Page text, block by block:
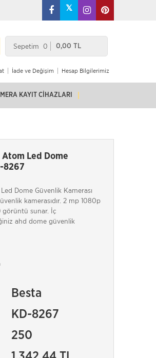
𝕏
Sepetim 0 0,00 TL
İade ve Değişim Hesap Bilgilerimiz
KAYIT CIHAZLARI
Atom Led Dome
8267
Dome Güvenlik Kamerası
kamerasıdır. 2 mp 1080p
görüntü sunar. İç
ahd dome güvenlik
Besta
KD-8267
250